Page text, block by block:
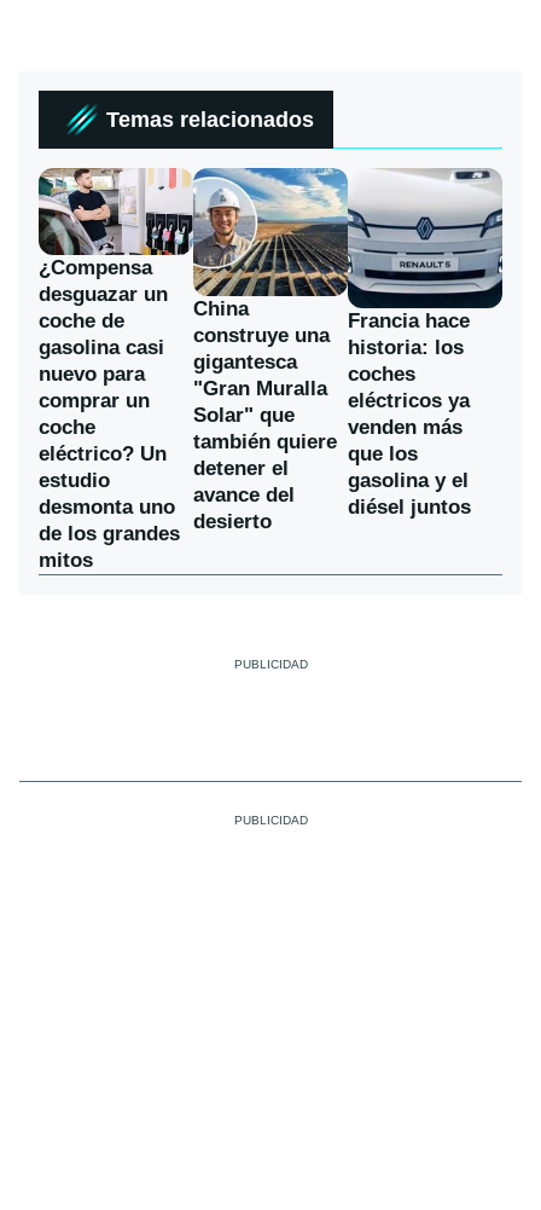
Temas relacionados
¿Compensa
desguazar un
coche de
gasolina casi
nuevo para
comprar un
coche
eléctrico? Un
estudio
desmonta uno
de los grandes
mitos
China
construye una
gigantesca
"Gran Muralla
Solar" que
también quiere
detener el
avance del
desierto
Francia hace
historia: los
coches
eléctricos ya
venden más
que los
gasolina y el
diésel juntos